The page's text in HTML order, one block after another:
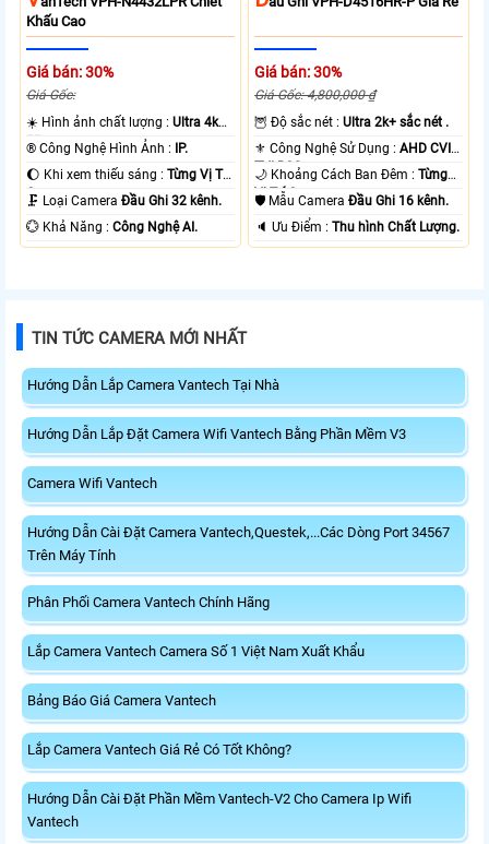
Khấu Cao
Giá bán: 30%
Giá Gốc:
☀️ Hình ảnh chất lượng :Ultra 4k
👍🏾 .
®️ Công Nghệ Hình Ảnh : IP.
🌔 Khi xem thiếu sáng :Từng Vị Trí
Camera .
🗜️ Loại CameraĐầu Ghi 32 kênh.
️💮 Khả Năng :Công Nghệ AI.
Giá bán: 30%
Giá Gốc: 4,800,000 ₫
🦉 Độ sắc nét :Ultra 2k+ sắc nét .
⚜️ Công Nghệ Sử Dụng :AHD CVI
TVI BCS.
🌙 Khoảng Cách Ban Đêm :Từng
Vị Trí Camera .
🛡 Mẫu CameraĐầu Ghi 16 kênh.
️🔈 Ưu Điểm :Thu hình Chất Lượng.
TIN TỨC CAMERA MỚI NHẤT
Hướng Dẫn Lắp Camera Vantech Tại Nhà
Hướng Dẫn Lắp Đặt Camera Wifi Vantech Bằng Phần Mềm V3
Camera Wifi Vantech
Hướng Dẫn Cài Đặt Camera Vantech,Questek,...Các Dòng Port 34567
Trên Máy Tính
Phân Phối Camera Vantech Chính Hãng
Lắp Camera Vantech Camera Số 1 Việt Nam Xuất Khẩu
Bảng Báo Giá Camera Vantech
Lắp Camera Vantech Giá Rẻ Có Tốt Không?
Hướng Dẫn Cài Đặt Phần Mềm Vantech-V2 Cho Camera Ip Wifi
Vantech